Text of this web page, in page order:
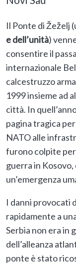
Il Ponte di Žeželj
e dell’unità)
consentire il
internazionale
calcestruzzo
1999 insieme ad
città. In
pagina tragica
NATO alle
furono colpite
guerra in
un’emergenza
I danni provocati
rapidamente a
Serbia non era in
dell’alleanza
ponte è stato